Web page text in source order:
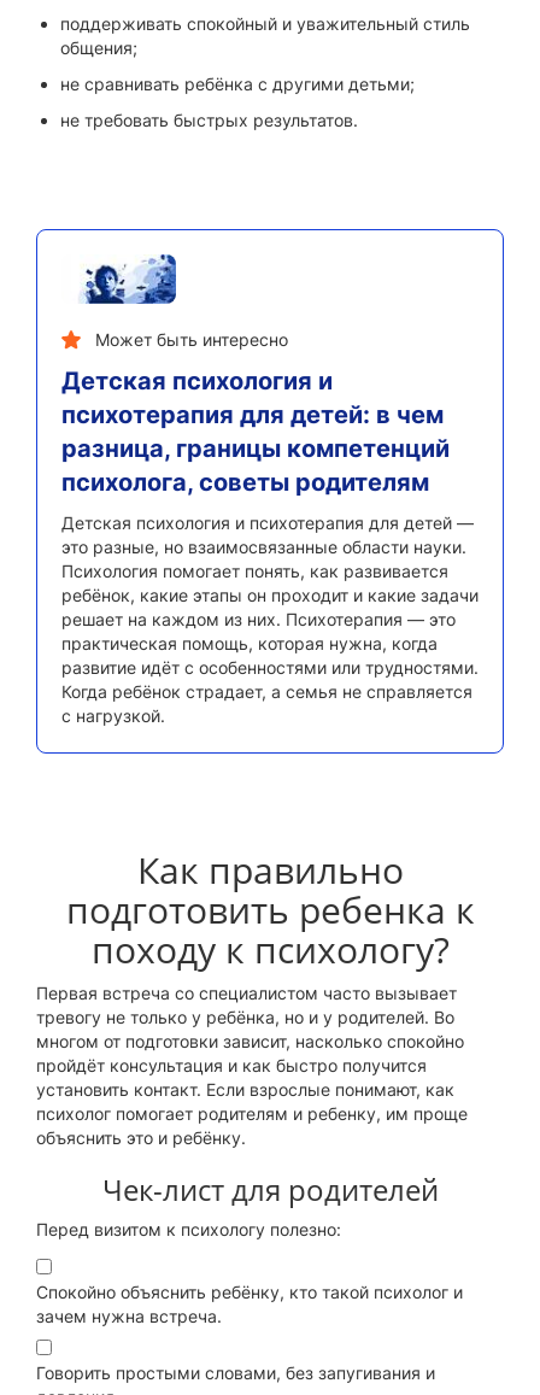
поддерживать спокойный и уважительный стиль
общения;
не сравнивать ребёнка с другими детьми;
не требовать быстрых результатов.
Может быть интересно
Детская психология и
психотерапия для детей: в чем
разница, границы компетенций
психолога, советы родителям
Детская психология и психотерапия для детей —
это разные, но взаимосвязанные области науки.
Психология помогает понять, как развивается
ребёнок, какие этапы он проходит и какие задачи
решает на каждом из них. Психотерапия — это
практическая помощь, которая нужна, когда
развитие идёт с особенностями или трудностями.
Когда ребёнок страдает, а семья не справляется
с нагрузкой.
Как правильно
подготовить ребенка к
походу к психологу?
Первая встреча со специалистом часто вызывает
тревогу не только у ребёнка, но и у родителей. Во
многом от подготовки зависит, насколько спокойно
пройдёт консультация и как быстро получится
установить контакт. Если взрослые понимают, как
психолог помогает родителям и ребенку, им проще
объяснить это и ребёнку.
Чек-лист для родителей
Перед визитом к психологу полезно:
Спокойно объяснить ребёнку, кто такой психолог и
зачем нужна встреча.
Говорить простыми словами, без запугивания и